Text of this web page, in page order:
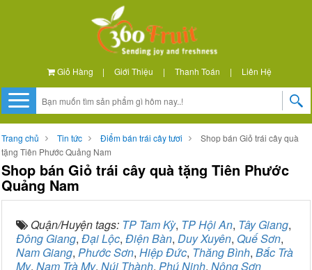
Giỏ Hàng | Giới Thiệu | Thanh Toán | Liên Hệ
Trang chủ Tin tức Điểm bán trái cây tươi
Shop bán Giỏ trái cây quà
tặng Tiên Phước Quảng Nam
Shop bán Giỏ trái cây quà tặng Tiên Phước
Quảng Nam
Quận/Huyện tags: TP Tam Kỳ, TP Hội An, Tây Giang,
Đông Giang, Đại Lộc, Điện Bàn, Duy Xuyên, Quế Sơn,
Nam Giang, Phước Sơn, Hiệp Đức, Thăng Bình, Bắc Trà
My, Nam Trà My, Núi Thành, Phú Ninh, Nông Sơn